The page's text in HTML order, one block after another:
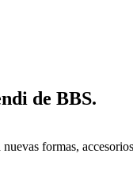
de BBS.
formas,